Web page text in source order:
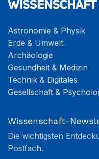
Astronomie & Physik
Erde & Umwelt
Archäologie
Gesundheit & Medizin
Technik & Digitales
Gesellschaft &
Wissenschaft-
Die wichtigsten
Postfach.